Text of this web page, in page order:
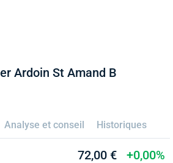
Ardoin St Amand B
Analyse et conseil Historiques
72,00 € +0,00%